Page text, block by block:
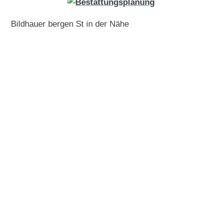
Bildhauer bergen St in der Nähe